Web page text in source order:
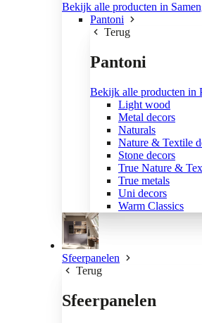
Bekijk alle producten in
Pantoni
Terug
Pantoni
Bekijk alle producten in
Light wood
Metal decors
Naturals
Nature & Textile
Stone decors
True Nature &
True metals
Uni decors
Warm Classics
Sfeerpanelen
Terug
Sfeerpanelen